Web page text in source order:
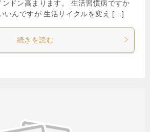
ドン高まります。 生活習慣病ですか
いんですが 生活サイクルを変え […]
続きを読む